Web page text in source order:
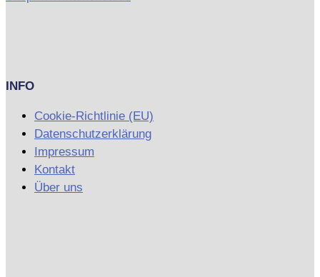
INFO
Cookie-Richtlinie (EU)
Datenschutzerklärung
Impressum
Kontakt
Über uns